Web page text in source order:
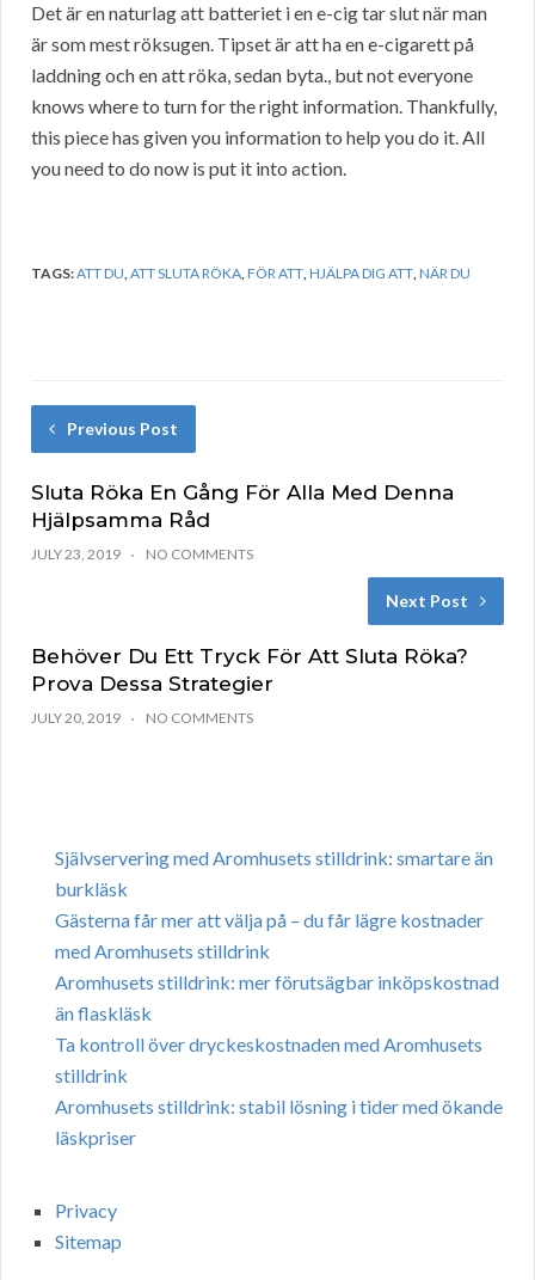
Det är en naturlag att batteriet i en e-cig tar slut när man
är som mest röksugen. Tipset är att ha en e-cigarett på
laddning och en att röka, sedan byta., but not everyone
knows where to turn for the right information. Thankfully,
this piece has given you information to help you do it. All
you need to do now is put it into action.
TAGS:ATT DU,ATT SLUTA RÖKA,FÖR ATT,HJÄLPA DIG ATT,NÄR DU
Previous Post
Sluta Röka En Gång För Alla Med Denna
Hjälpsamma Råd
JULY 23, 2019 NO COMMENTS
Next Post
Behöver Du Ett Tryck För Att Sluta Röka?
Prova Dessa Strategier
JULY 20, 2019 NO COMMENTS
Självservering med Aromhusets stilldrink: smartare än
burkläsk
Gästerna får mer att välja på – du får lägre kostnader
med Aromhusets stilldrink
Aromhusets stilldrink: mer förutsägbar inköpskostnad
än flaskläsk
Ta kontroll över dryckeskostnaden med Aromhusets
stilldrink
Aromhusets stilldrink: stabil lösning i tider med ökande
läskpriser
Privacy
Sitemap